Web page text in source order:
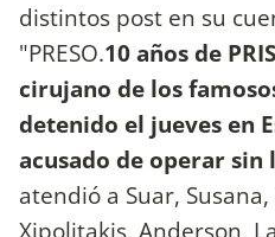
distintos post en su
"PRESO.10 años de
cirujano de los
detenido el jueves en
acusado de operar sin
atendió a Suar,